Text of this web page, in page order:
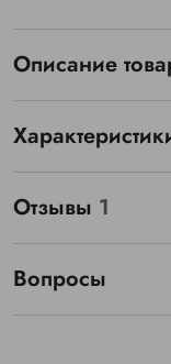
Описание
Отзывы 1
Вопросы